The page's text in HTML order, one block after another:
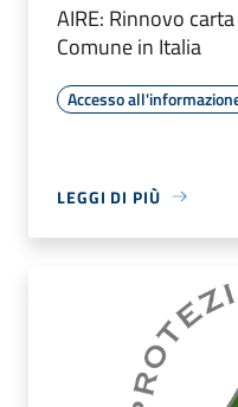
AIRE: Rinnovo
Comune in Italia
Accesso
LEGGI DI PIÙ